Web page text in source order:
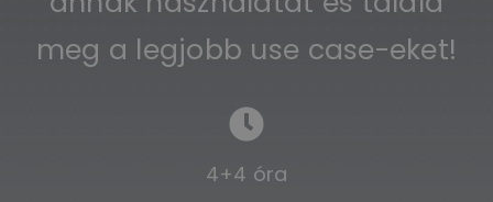
meg a legjobb use case-eket!
4+4 óra